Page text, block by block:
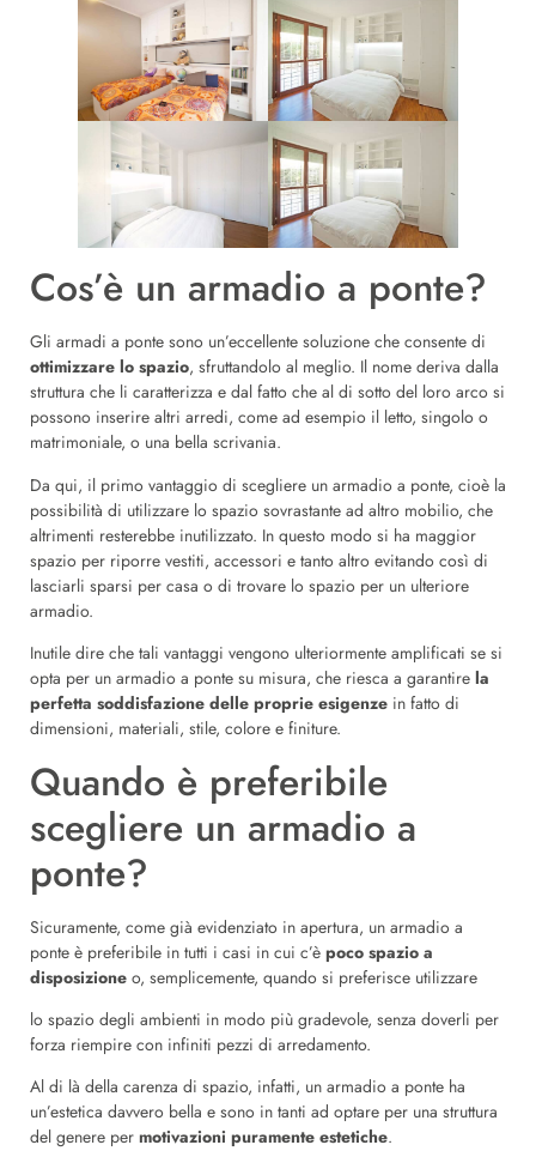
Cos’è un armadio a ponte?
Gli armadi a ponte sono un’eccellente soluzione che consente di
ottimizzare lo spazio, sfruttandolo al meglio. Il nome deriva dalla
struttura che li caratterizza e dal fatto che al di sotto del loro arco si
possono inserire altri arredi, come ad esempio il letto, singolo o
matrimoniale, o una bella scrivania.
Da qui, il primo vantaggio di scegliere un armadio a ponte, cioè la
possibilità di utilizzare lo spazio sovrastante ad altro mobilio, che
altrimenti resterebbe inutilizzato. In questo modo si ha maggior
spazio per riporre vestiti, accessori e tanto altro evitando così di
lasciarli sparsi per casa o di trovare lo spazio per un ulteriore
armadio.
Inutile dire che tali vantaggi vengono ulteriormente amplificati se si
opta per un armadio a ponte su misura, che riesca a garantire la
perfetta soddisfazione delle proprie esigenze in fatto di
dimensioni, materiali, stile, colore e finiture.
Quando è preferibile
scegliere un armadio a
ponte?
Sicuramente, come già evidenziato in apertura, un armadio a
ponte è preferibile in tutti i casi in cui c’è poco spazio a
disposizione o, semplicemente, quando si preferisce utilizzare
lo spazio degli ambienti in modo più gradevole, senza doverli per
forza riempire con infiniti pezzi di arredamento.
Al di là della carenza di spazio, infatti, un armadio a ponte ha
un’estetica davvero bella e sono in tanti ad optare per una struttura
del genere per motivazioni puramente estetiche.